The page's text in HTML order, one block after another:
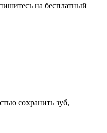
на бесплатный
сохранить зуб,